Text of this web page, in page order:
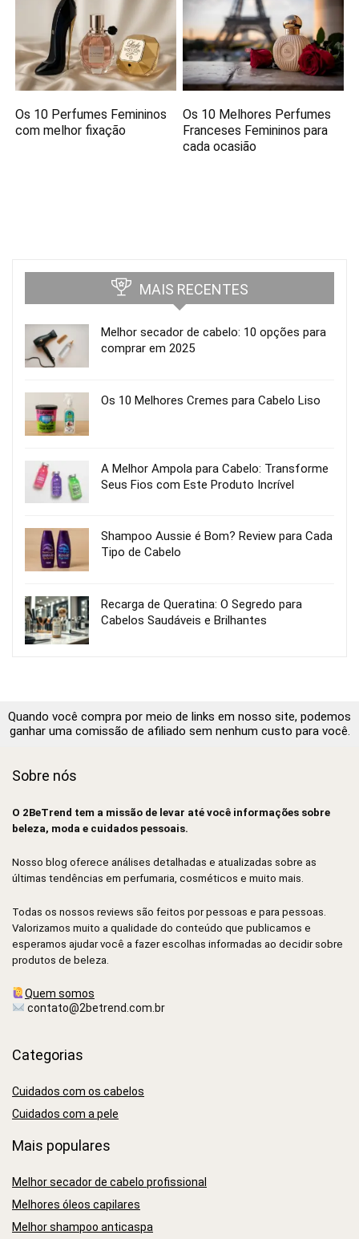
Os 10 Perfumes Femininos
com melhor fixação
Os 10 Melhores Perfumes
Franceses Femininos para
cada ocasião
MAIS RECENTES
Melhor secador de cabelo: 10 opções para
comprar em 2025
Os 10 Melhores Cremes para Cabelo Liso
A Melhor Ampola para Cabelo: Transforme
Seus Fios com Este Produto Incrível
Shampoo Aussie é Bom? Review para Cada
Tipo de Cabelo
Recarga de Queratina: O Segredo para
Cabelos Saudáveis e Brilhantes
Quando você compra por meio de links em nosso site, podemos
ganhar uma comissão de afiliado sem nenhum custo para você.
Sobre nós
O 2BeTrend tem a missão de levar até você informações sobre
beleza, moda e cuidados pessoais.
Nosso blog oferece análises detalhadas e atualizadas sobre as
últimas tendências em perfumaria, cosméticos e muito mais.
Todas os nossos reviews são feitos por pessoas e para pessoas.
Valorizamos muito a qualidade do conteúdo que publicamos e
esperamos ajudar você a fazer escolhas informadas ao decidir sobre
produtos de beleza.
Quem somos
contato@2betrend.com.br
Categorias
Cuidados com os cabelos
Cuidados com a pele
Mais populares
Melhor secador de cabelo profissional
Melhores óleos capilares
Melhor shampoo anticaspa